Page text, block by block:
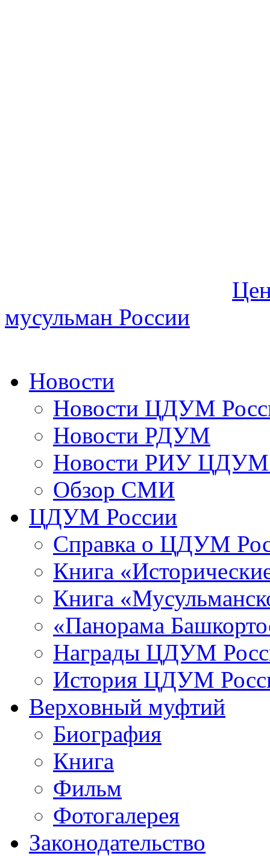
мусульман России
Новости
Новости ЦДУМ
Новости РДУМ
Новости РИУ ЦДУМ
Обзор СМИ
ЦДУМ России
Справка о ЦДУМ
Книга
Книга
«Панорама
Награды ЦДУМ
История ЦДУМ
Верховный муфтий
Биография
Книга
Фильм
Фотогалерея
Законодательство